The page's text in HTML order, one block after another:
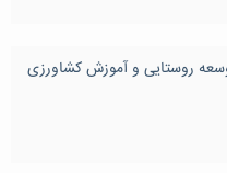
روستایی و آموزش کشاورزی